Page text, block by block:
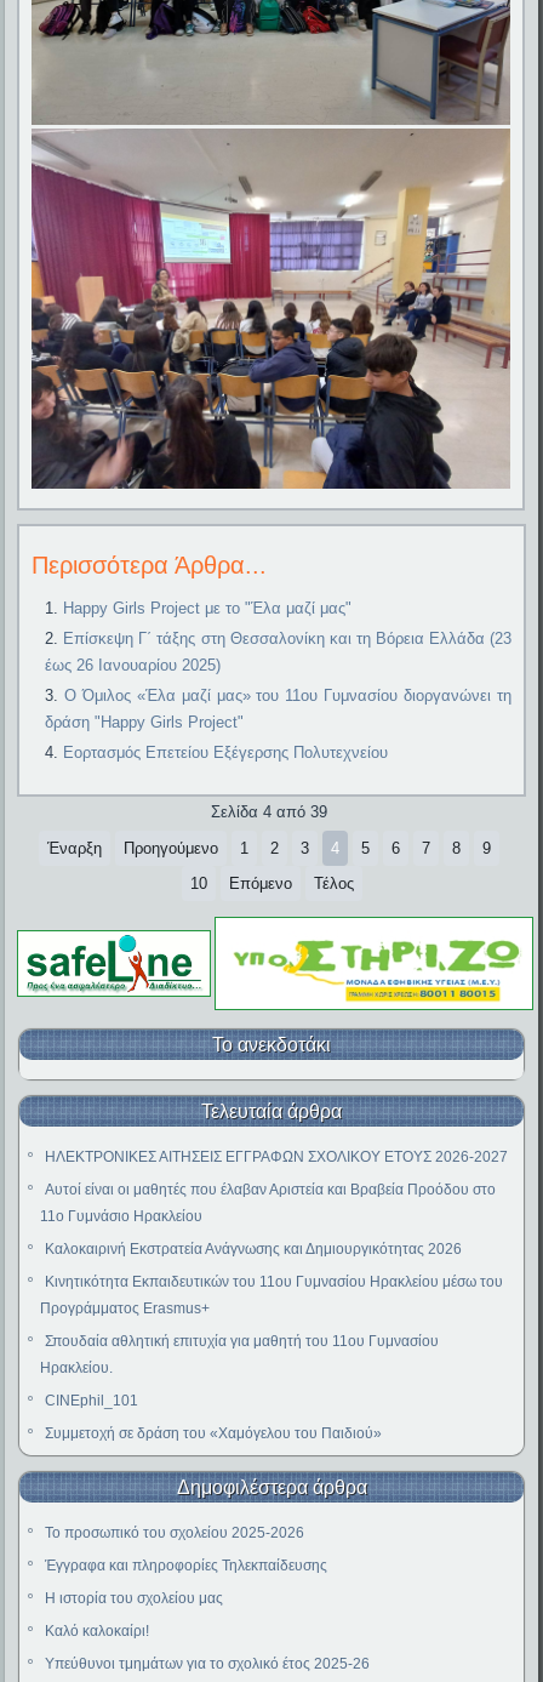
Περισσότερα Άρθρα...
Happy Girls Project με το "Έλα μαζί μας"
Επίσκεψη Γ΄ τάξης στη Θεσσαλονίκη και τη Βόρεια Ελλάδα (23
έως 26 Ιανουαρίου 2025)
Ο Όμιλος «Έλα μαζί μας» του 11ου Γυμνασίου διοργανώνει τη
δράση "Happy Girls Project"
Εορτασμός Επετείου Εξέγερσης Πολυτεχνείου
Σελίδα 4 από 39
Έναρξη
Προηγούμενο 1 2 3 4 5 6 7 8
9
10
Επόμενο Τέλος
Το ανεκδοτάκι
Τελευταία άρθρα
ΗΛΕΚΤΡΟΝΙΚΕΣ ΑΙΤΗΣΕΙΣ ΕΓΓΡΑΦΩΝ ΣΧΟΛΙΚΟΥ ΕΤΟΥΣ 2026-2027
Αυτοί είναι οι μαθητές που έλαβαν Αριστεία και Βραβεία Προόδου στο
11ο Γυμνάσιο Ηρακλείου
Καλοκαιρινή Εκστρατεία Ανάγνωσης και Δημιουργικότητας 2026
Κινητικότητα Εκπαιδευτικών του 11ου Γυμνασίου Ηρακλείου μέσω του
Προγράμματος Erasmus+
Σπουδαία αθλητική επιτυχία για μαθητή του 11ου Γυμνασίου
Ηρακλείου.
CINEphil_101
Συμμετοχή σε δράση του «Χαμόγελου του Παιδιού»
Δημοφιλέστερα άρθρα
Το προσωπικό του σχολείου 2025-2026
Έγγραφα και πληροφορίες Τηλεκπαίδευσης
Η ιστορία του σχολείου μας
Καλό καλοκαίρι!
Υπεύθυνοι τμημάτων για το σχολικό έτος 2025-26